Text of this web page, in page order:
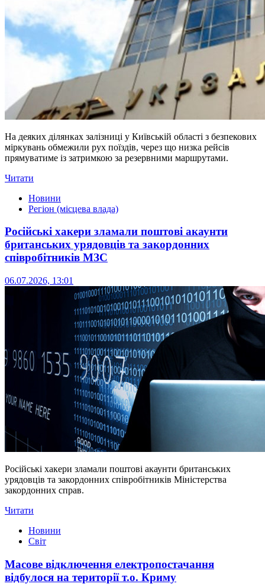
На деяких ділянках залізниці у Київській області з безпекових
міркувань обмежили рух поїздів, через що низка рейсів
прямуватиме із затримкою за резервними маршрутами.
Читати
Новини
Регіон (місцева влада)
Російські хакери зламали поштові акаунти
британських урядовців та закордонних
співробітників МЗС
06.07.2026, 13:01
Російські хакери зламали поштові акаунти британських
урядовців та закордонних співробітників Міністерства
закордонних справ.
Читати
Новини
Світ
Масове відключення електропостачання
відбулося на території т.о. Криму